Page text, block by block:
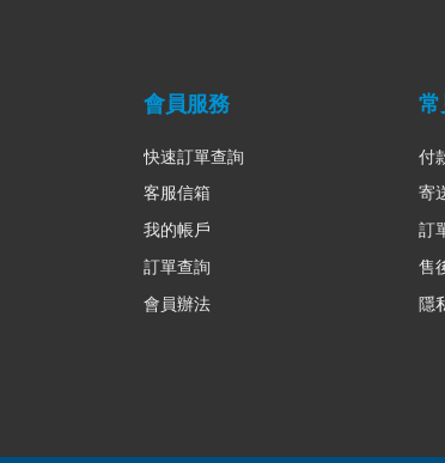
會員服務
快速訂單查詢
客服信箱
我的帳戶
訂單查詢
會員辦法
常
付
寄
訂
售
隱